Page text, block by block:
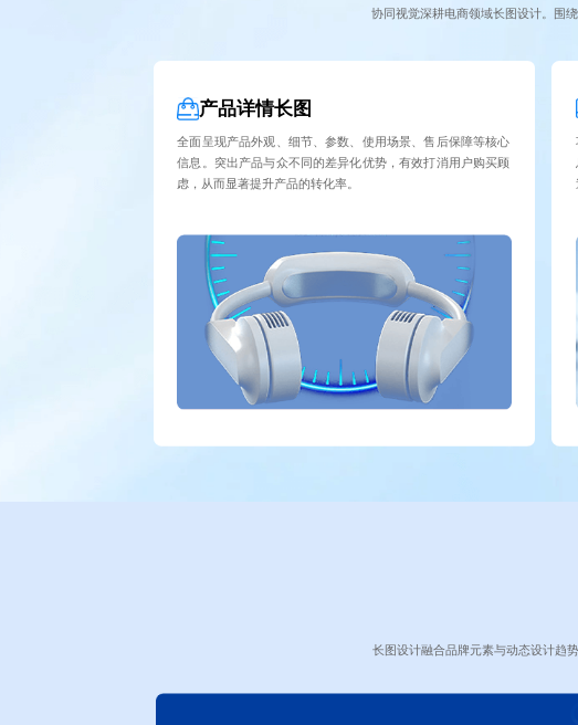
协同视觉深耕电商领域长图设计。围
产品详情长图
全面呈现产品外观、细节、参数、使用场景、售后保障等核心
信息。突出产品与众不同的差异化优势，有效打消用户购买顾
虑，从而显著提升产品的转化率。
长图设计融合品牌元素与动态设计趋